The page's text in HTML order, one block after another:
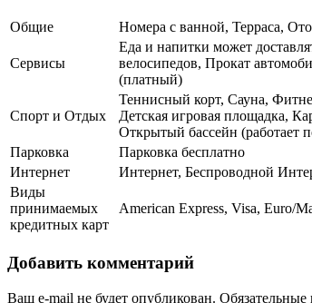
Общие Номера с ванной, Терраса,
Сервисы
Еда и напитки может
велосипедов, Прокат
(платный)
Спорт и Отдых
Теннисный корт, Сауна,
Детская игровая площадка,
Открытый бассейн (работает
Парковка
Парковка бесплатно
Интернет
Интернет, Беспроводной
Виды
принимаемых
кредитных карт
American Express, Visa, Euro/
Добавить комментарий
Ваш e-mail не будет опубликован.